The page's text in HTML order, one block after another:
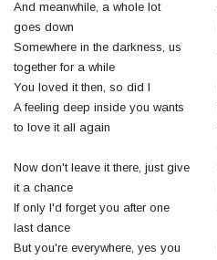
And meanwhile, a whole lot
goes down
Somewhere in the darkness, us
together for a while
You loved it then, so did I
A feeling deep inside you wants
to love it all again
Now don't leave it there, just give
it a chance
If only I'd forget you after one
last dance
But you're everywhere, yes you